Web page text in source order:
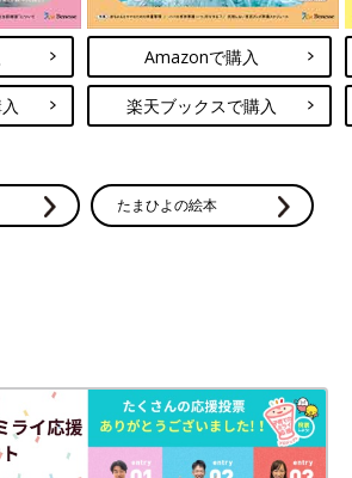
Amazonで購入
楽天ブックスで購入
たまひよの絵本